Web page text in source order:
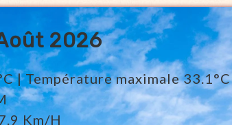
2026
| Température maximale 33.1°C
Km/H